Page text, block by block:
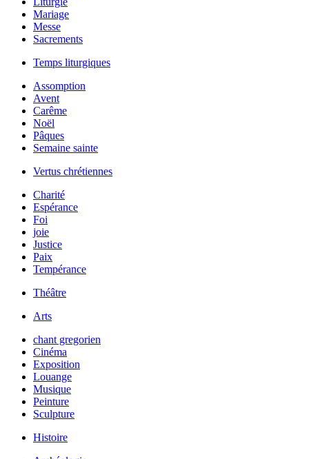
Mariage
Messe
Sacrements
Temps liturgiques
Assomption
Avent
Carême
Noël
Pâques
Semaine sainte
Vertus chrétiennes
Charité
Espérance
Foi
joie
Justice
Paix
Tempérance
Théâtre
Arts
chant gregorien
Cinéma
Exposition
Louange
Musique
Peinture
Sculpture
Histoire